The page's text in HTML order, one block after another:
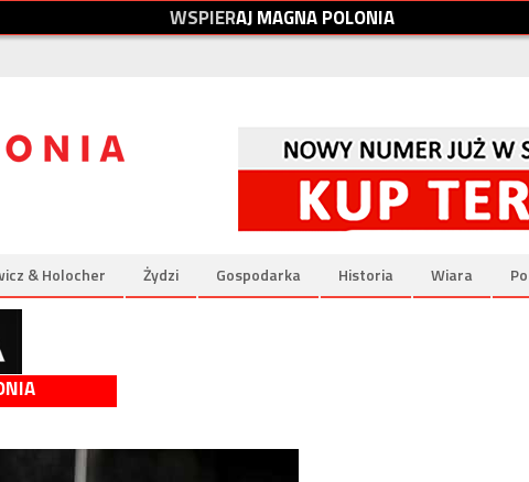
WSPIERAJMAGNAPOLONIA
& Holocher Żydzi Gospodarka Historia Wiara